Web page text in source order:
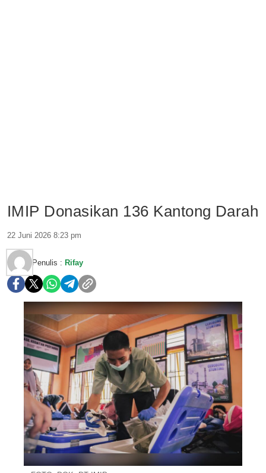
IMIP Donasikan 136 Kantong Darah
22 Juni 2026 8:23 pm
Penulis : Rifay